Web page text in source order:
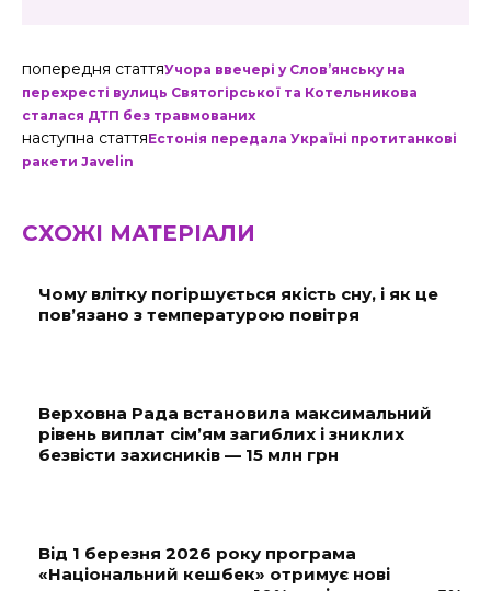
попередня статтяУчора ввечері у Слов’янську на
перехресті вулиць Святогірської та Котельникова
сталася ДТП без травмованих
наступна статтяЕстонія передала Україні протитанкові
ракети Javelin
СХОЖІ МАТЕРІАЛИ
Чому влітку погіршується якість сну, і як це
пов’язано з температурою повітря
Верховна Рада встановила максимальний
рівень виплат сім’ям загиблих і зниклих
безвісти захисників — 15 млн грн
Від 1 березня 2026 року програма
«Національний кешбек» отримує нові